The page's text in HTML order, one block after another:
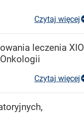
Czytaj więcej
leczenia XIO
Czytaj więcej